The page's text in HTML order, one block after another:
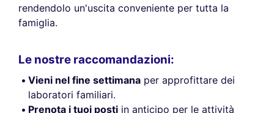
rendendolo un'uscita conveniente per tutta la
famiglia.
Le nostre raccomandazioni:
Vieni nel fine settimana per approfittare dei
laboratori familiari.
Prenota i tuoi posti in anticipo per le attività